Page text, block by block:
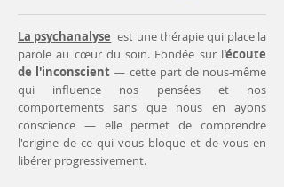
La psychanalyse est une thérapie qui place la
parole au cœur du soin. Fondée sur l'écoute
de l'inconscient— cette part de nous-même
qui influence nos pensées et nos
comportements sans que nous en ayons
conscience — elle permet de comprendre
l'origine de ce qui vous bloque et de vous en
libérer progressivement.